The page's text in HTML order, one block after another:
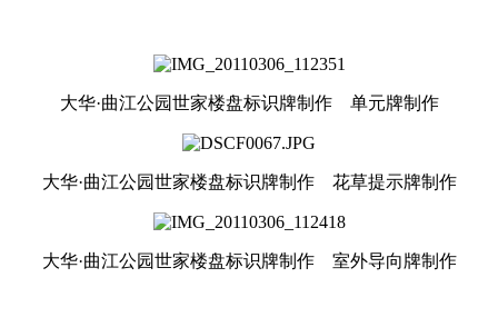
大华·曲江公园世家楼盘标识牌制作 单元牌制作
大华·曲江公园世家楼盘标识牌制作 花草提示牌制作
大华·曲江公园世家楼盘标识牌制作 室外导向牌制作